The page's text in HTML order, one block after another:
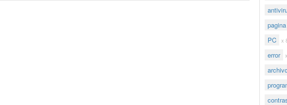
pagina
PC x
error